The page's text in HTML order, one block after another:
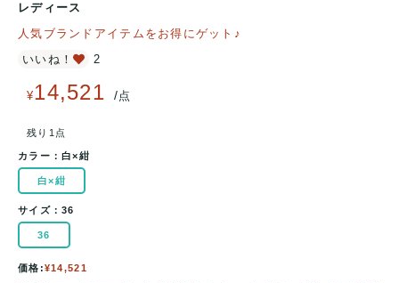
レディース
人気ブランドアイテムをお得にゲット♪
いいね！
2
¥14,521 /点
残り1点
カラー：白×紺
白×紺
サイズ：36
36
価格:¥14,521